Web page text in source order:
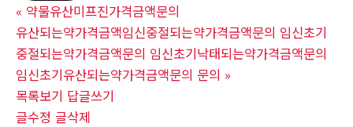
« 약물유산미프진가격금액문의
유산되는약가격금액임신중절되는약가격금액문의 임신초기
중절되는약가격금액문의 임신초기낙태되는약가격금액문의
임신초기유산되는약가격금액문의 문의 »
목록보기 답글쓰기
글수정 글삭제